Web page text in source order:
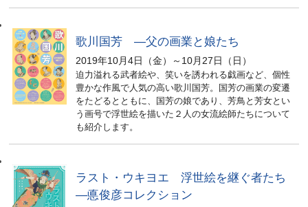
歌川国芳 ―父の画業と娘たち
2019年10月4日（金）～10月27日（日）
迫力溢れる武者絵や、笑いを誘われる戯画など、個性
豊かな作風で人気の高い歌川国芳。国芳の画業の変遷
をたどるとともに、国芳の娘であり、芳鳥と芳女とい
う画号で浮世絵を描いた２人の女流絵師たちについて
も紹介します。
ラスト・ウキヨエ 浮世絵を継ぐ者たち
―悳俊彦コレクション